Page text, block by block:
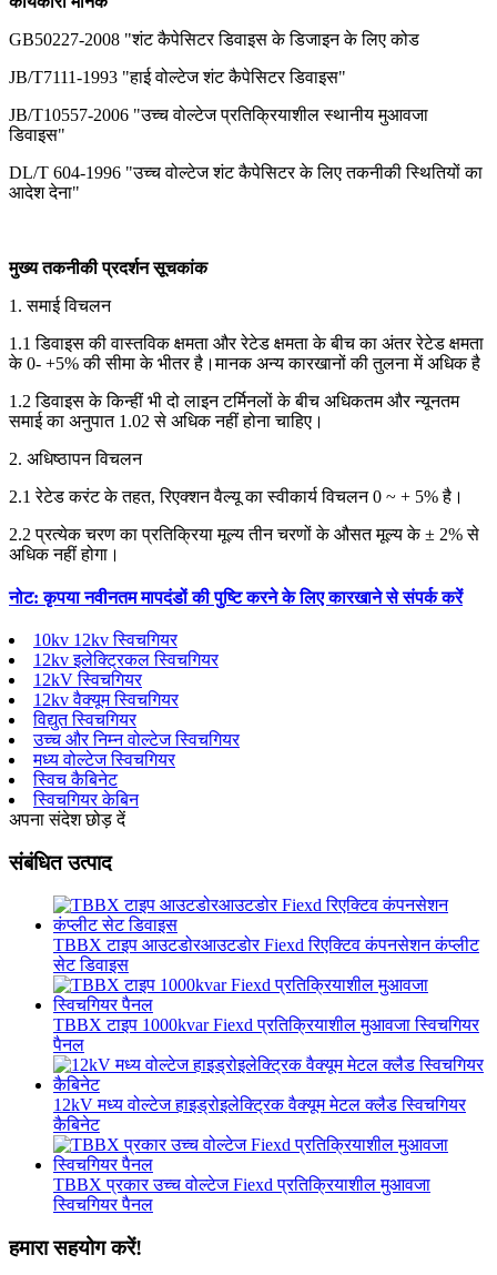
GB50227-2008 "शंट कैपेसिटर डिवाइस के डिजाइन के लिए कोड
JB/T7111-1993 "हाई वोल्टेज शंट कैपेसिटर डिवाइस"
JB/T10557-2006 "उच्च वोल्टेज प्रतिक्रियाशील स्थानीय मुआवजा
डिवाइस"
DL/T 604-1996 "उच्च वोल्टेज शंट कैपेसिटर के लिए तकनीकी स्थितियों का
आदेश देना"
मुख्य तकनीकी प्रदर्शन सूचकांक
1. समाई विचलन
1.1 डिवाइस की वास्तविक क्षमता और रेटेड क्षमता के बीच का अंतर रेटेड क्षमता
के 0- +5% की सीमा के भीतर है।मानक अन्य कारखानों की तुलना में अधिक है
1.2 डिवाइस के किन्हीं भी दो लाइन टर्मिनलों के बीच अधिकतम और न्यूनतम
समाई का अनुपात 1.02 से अधिक नहीं होना चाहिए।
2. अधिष्ठापन विचलन
2.1 रेटेड करंट के तहत, रिएक्शन वैल्यू का स्वीकार्य विचलन 0 ~ + 5% है।
2.2 प्रत्येक चरण का प्रतिक्रिया मूल्य तीन चरणों के औसत मूल्य के ± 2% से
अधिक नहीं होगा।
नोट: कृपया नवीनतम मापदंडों की पुष्टि करने के लिए कारखाने से संपर्क करें
10kv 12kv स्विचगियर
12kv इलेक्ट्रिकल स्विचगियर
12kV स्विचगियर
12kv वैक्यूम स्विचगियर
विद्युत स्विचगियर
उच्च और निम्न वोल्टेज स्विचगियर
मध्य वोल्टेज स्विचगियर
स्विच कैबिनेट
स्विचगियर केबिन
अपना संदेश छोड़ दें
संबंधित उत्पाद
TBBX टाइप आउटडोरआउटडोर Fiexd रिएक्टिव कंपनसेशन कंप्लीट
सेट डिवाइस
TBBX टाइप 1000kvar Fiexd प्रतिक्रियाशील मुआवजा स्विचगियर
पैनल
12kV मध्य वोल्टेज हाइड्रोइलेक्ट्रिक वैक्यूम मेटल क्लैड स्विचगियर
कैबिनेट
TBBX प्रकार उच्च वोल्टेज Fiexd प्रतिक्रियाशील मुआवजा
स्विचगियर पैनल
हमारा सहयोग करें!